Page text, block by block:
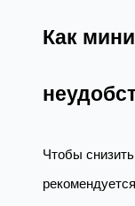
Как
Чтобы